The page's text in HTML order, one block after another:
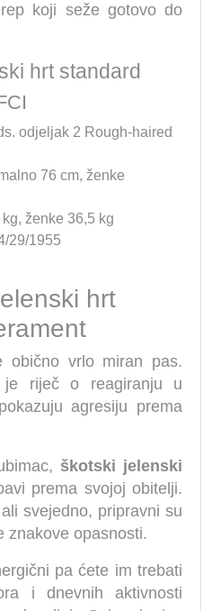
koji seže gotovo do
hrt standard
odjeljak 2 Rough-haired
76 cm, ženke
ženke 36,5 kg
29/1955
hrt
obično vrlo miran pas.
riječ o reagiranju u
agresiju prema
škotski jelenski
prema svojoj obitelji.
svejedno, pripravni su
znakove opasnosti.
pa ćete im trebati
i dnevnih aktivnosti